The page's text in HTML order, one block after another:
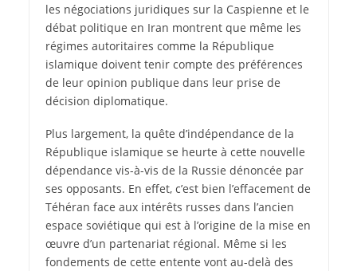
les négociations juridiques sur la Caspienne et le
débat politique en Iran montrent que même les
régimes autoritaires comme la République
islamique doivent tenir compte des préférences
de leur opinion publique dans leur prise de
décision diplomatique.
Plus largement, la quête d’indépendance de la
République islamique se heurte à cette nouvelle
dépendance vis-à-vis de la Russie dénoncée par
ses opposants. En effet, c’est bien l’effacement de
Téhéran face aux intérêts russes dans l’ancien
espace soviétique qui est à l’origine de la mise en
œuvre d’un partenariat régional. Même si les
fondements de cette entente vont au-delà des